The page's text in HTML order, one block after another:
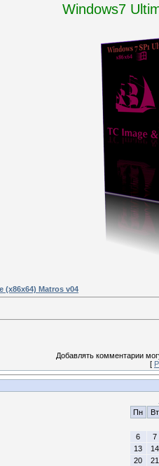
Windows7
Matros v04
Добавлять комментарии
[
Пн
Вт
6
7
13
14
20
21